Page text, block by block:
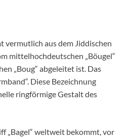
vermutlich aus dem Jiddischen
mittelhochdeutschen „Böugel“
„Boug“ abgeleitet ist. Das
Diese Bezeichnung
ringförmige Gestalt des
„Bagel“ weltweit bekommt, vor